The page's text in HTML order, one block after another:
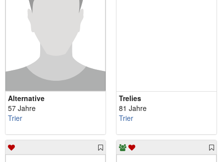
Alternative
57 Jahre
Trier
Trelies
81 Jahre
Trier